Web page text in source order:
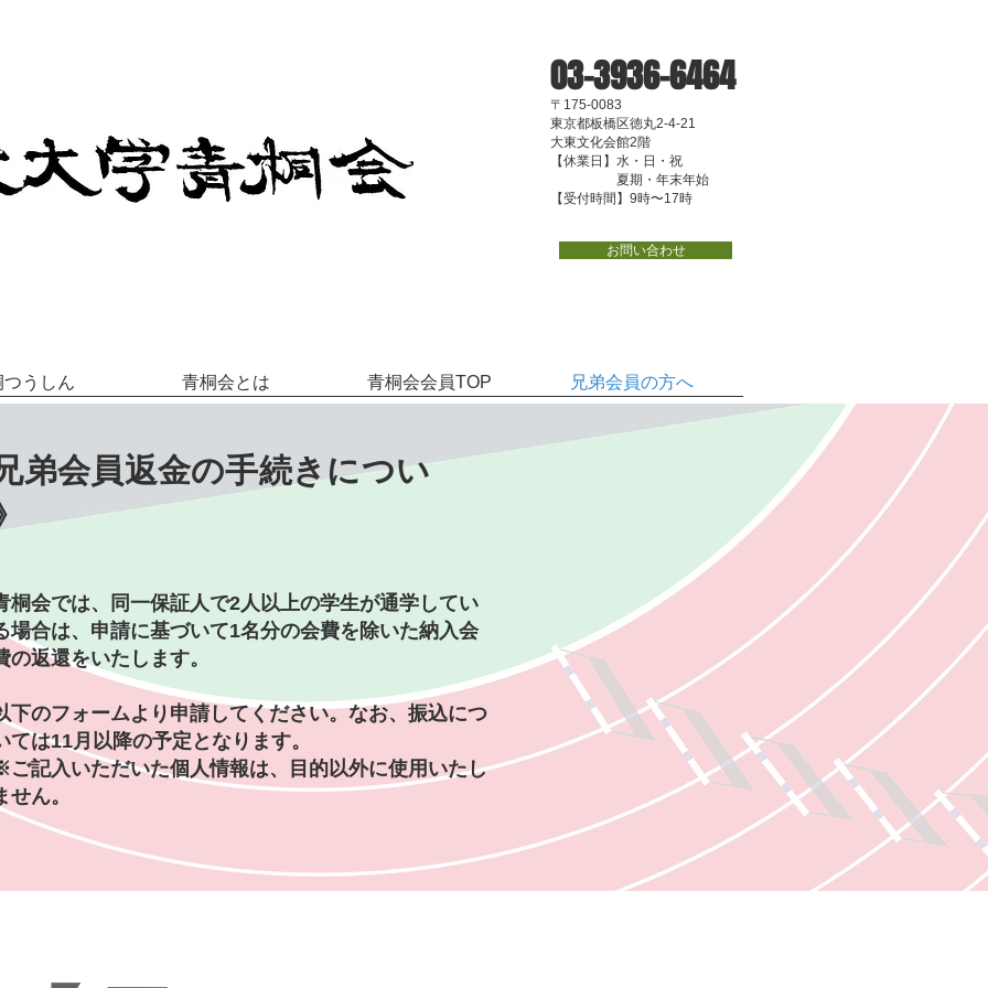
〒175-0083
東京都板橋区徳丸2-4-21
大東文化会館2階
【休業日】水・日・祝
夏期・年末年始
【受付時間】9時〜17時
03-3936-6464
お問い合わせ
つうしん 青桐会とは 青桐会会員TOP 兄弟会員の方へ
弟会員返金の手続きについ
桐会では、同一保証人で2人以上の学生が通学してい
場合は、申請に基づいて1名分の会費を除いた納入会
の返還をいたします。
下のフォームより申請してください。なお、振込につ
ては11月以降の予定となります。​
記入いただいた個人情報は、目的以外に使用いたし
せん。